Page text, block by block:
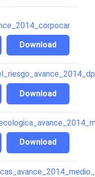
Download
Download
Download